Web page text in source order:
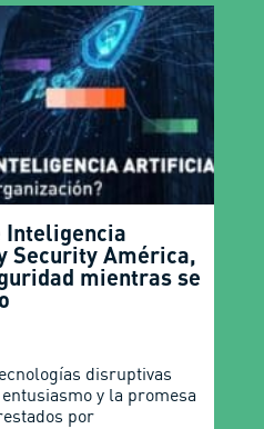
Inteligencia
Security América,
mientras se
disruptivas
y la promesa
por